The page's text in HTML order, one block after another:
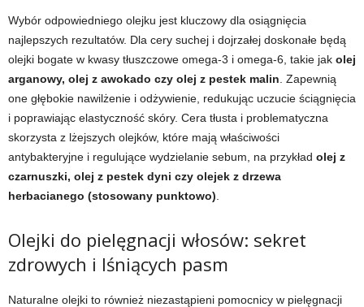
Wybór odpowiedniego olejku jest kluczowy dla osiągnięcia
najlepszych rezultatów. Dla cery suchej i dojrzałej doskonałe będą
olejki bogate w kwasy tłuszczowe omega-3 i omega-6, takie jak olej
arganowy, olej z awokado czy olej z pestek malin . Zapewnią
one głębokie nawilżenie i odżywienie, redukując uczucie ściągnięcia
i poprawiając elastyczność skóry. Cera tłusta i problematyczna
skorzysta z lżejszych olejków, które mają właściwości
antybakteryjne i regulujące wydzielanie sebum, na przykład olej z
czarnuszki, olej z pestek dyni czy olejek z drzewa
herbacianego (stosowany punktowo)
Olejki do pielęgnacji włosów: sekret
zdrowych i lśniących pasm
Naturalne olejki to również niezastąpieni pomocnicy w pielęgnacji